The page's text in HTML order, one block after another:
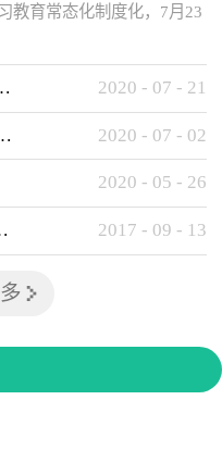
教育常态化制度化，7月23
金控第一党支部举办了“学
情、...
班子述职考核工作会 2020 - 07 - 21
应急消防安全知识培训 2020 - 07 - 02
2020 - 05 - 26
位保险保障 2017 - 09 - 13